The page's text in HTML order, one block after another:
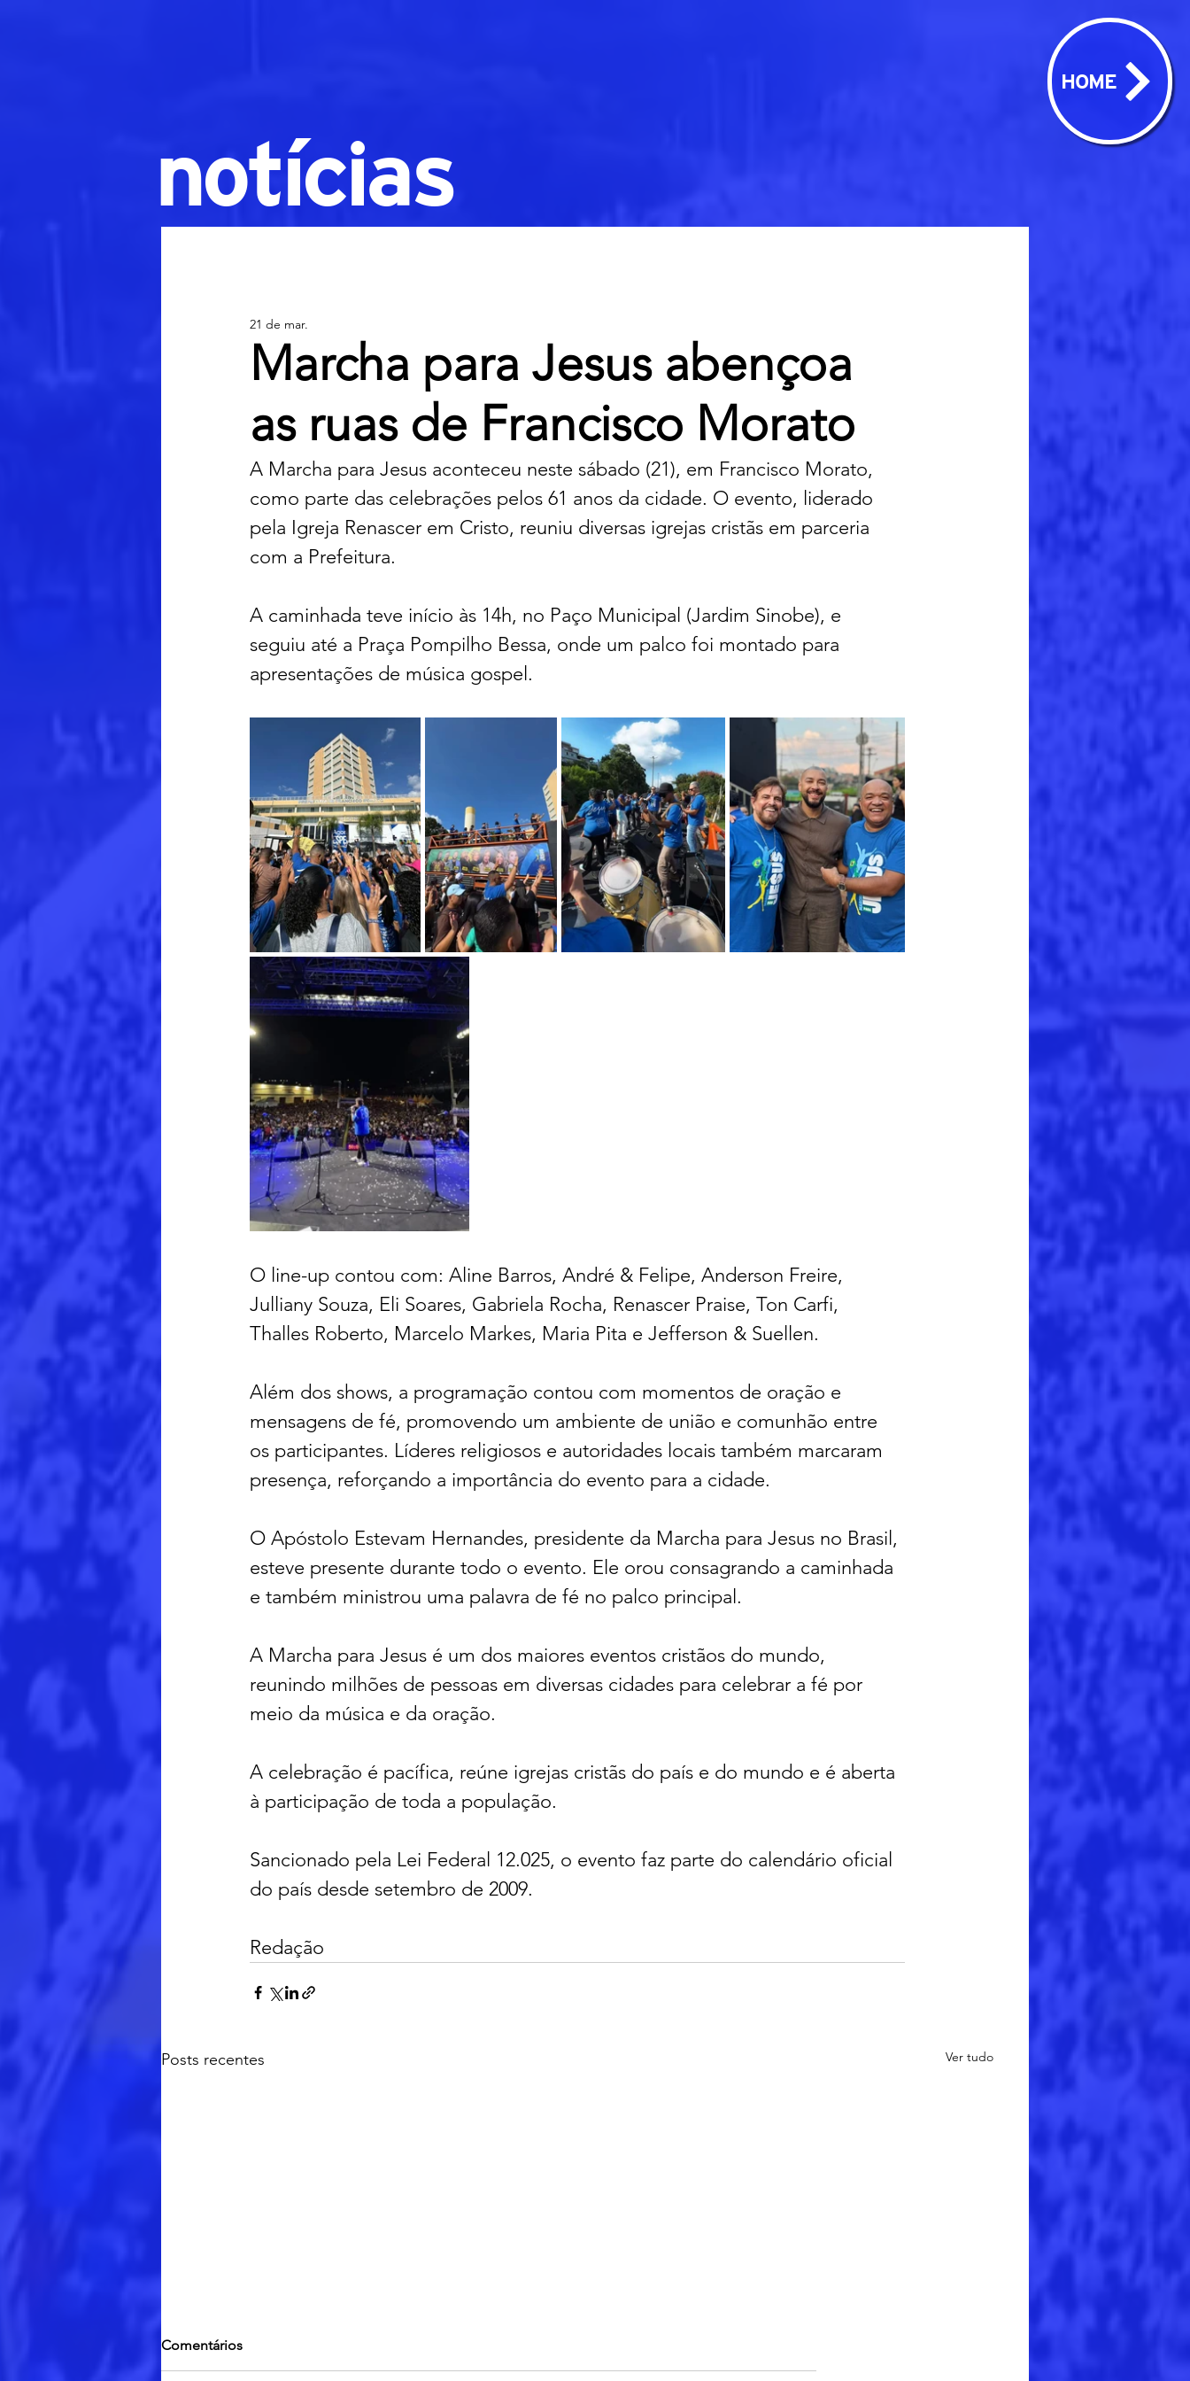
HOME
Marcha para Jesus abençoa
as ruas de Francisco Morato
21 de mar.
A Marcha para Jesus aconteceu neste sábado (21), em Francisco Morato,
como parte das celebrações pelos 61 anos da cidade. O evento, liderado
pela Igreja Renascer em Cristo, reuniu diversas igrejas cristãs em parceria
com a Prefeitura.
A caminhada teve início às 14h, no Paço Municipal (Jardim Sinobe), e
seguiu até a Praça Pompilho Bessa, onde um palco foi montado para
apresentações de música gospel.
O line-up contou com: Aline Barros, André & Felipe, Anderson Freire,
Julliany Souza, Eli Soares, Gabriela Rocha, Renascer Praise, Ton Carfi,
Thalles Roberto, Marcelo Markes, Maria Pita e Jefferson & Suellen.
Além dos shows, a programação contou com momentos de oração e
mensagens de fé, promovendo um ambiente de união e comunhão entre
os participantes. Líderes religiosos e autoridades locais também marcaram
presença, reforçando a importância do evento para a cidade.
O Apóstolo Estevam Hernandes, presidente da Marcha para Jesus no Brasil,
esteve presente durante todo o evento. Ele orou consagrando a caminhada
e também ministrou uma palavra de fé no palco principal.
A Marcha para Jesus é um dos maiores eventos cristãos do mundo,
reunindo milhões de pessoas em diversas cidades para celebrar a fé por
meio da música e da oração.
A celebração é pacífica, reúne igrejas cristãs do país e do mundo e é aberta
à participação de toda a população.
Sancionado pela Lei Federal 12.025, o evento faz parte do calendário oficial
do país desde setembro de 2009.
Redação
Posts recentes Ver tudo
Comentários
notícias